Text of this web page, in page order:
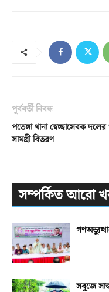
পূর্ববর্তী নিবন্ধ
পতেঙ্গা থানা স্বেচ্ছাসেবক দলের
সামগ্রী বিতরণ
সম্পর্কিত আরো
সবুজে